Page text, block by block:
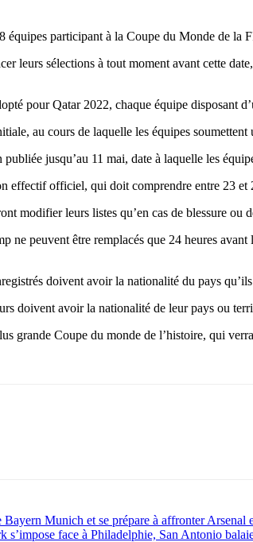
participant à la Coupe du Monde de
leurs sélections à tout moment avant cette
pour Qatar 2022, chaque équipe disposant
au cours de laquelle les équipes
jusqu’au 11 mai, date à laquelle les
effectif officiel, qui doit comprendre entre 23
modifier leurs listes qu’en cas de blessure ou
ne peuvent être remplacés que 24 heures
doivent avoir la nationalité du pays
doivent avoir la nationalité de leur pays ou
grande Coupe du monde de l’histoire, qui
Munich et se prépare à affronter Arsenal
face à Philadelphie, San Antonio